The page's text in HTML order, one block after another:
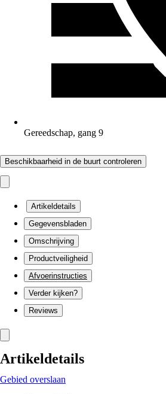
Gereedschap, gang 9
Beschikbaarheid in de buurt controleren
Artikeldetails
Gegevensbladen
Omschrijving
Productveiligheid
Afvoerinstructies
Verder kijken?
Reviews
Artikeldetails
Gebied overslaan